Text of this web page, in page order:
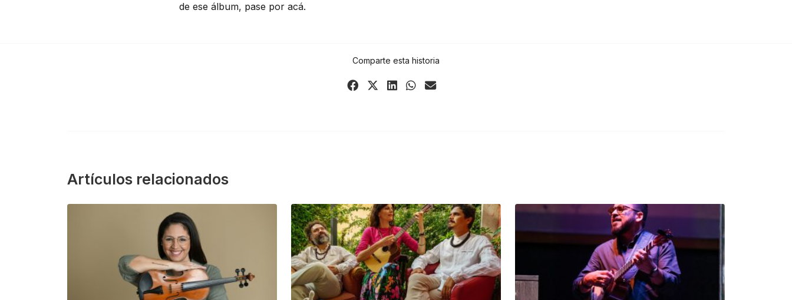
de ese álbum, pase por acá.
Comparte esta historia
Share Share ShareShareShare
Artículos relacionados